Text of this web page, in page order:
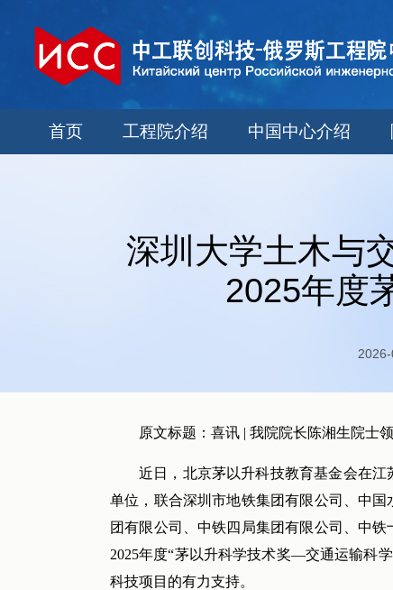
首页 工程院介绍 中国中心介绍
深圳大学土木与
2025年度
原文标题：喜讯 | 我院院长陈湘生院士
近日，北京茅以升科技教育基金会在
单位，联合深圳市地铁集团有限公司、中
团有限公司、中铁四局集团有限公司、中
2025年度“茅以升科学技术奖—交通运输科
科技项目的有力支持。